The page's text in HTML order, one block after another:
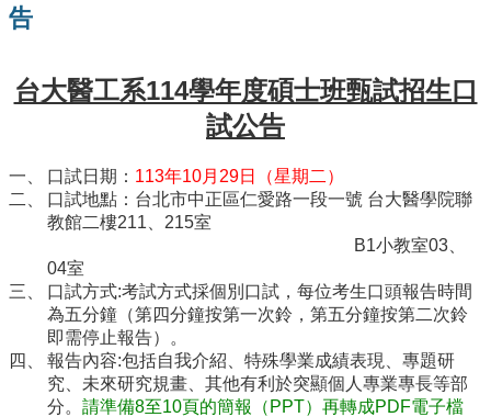
大
醫
學
院
工
院
聯
絡
我
們
意
告
台大醫工系114學年度碩士班甄試招生口
試公告
口試日期： 113年10月29日（星期二）
口試地點：台北市中正區仁愛路一段一號 台大醫學院聯
教館二樓211、215室
B1小教室03、
04室
口試方式:考試方式採個別口試，每位考生口頭報告時間
為五分鐘（第四分鐘按第一次鈴，第五分鐘按第二次鈴
即需停止報告）。
報告內容:包括自我介紹、特殊學業成績表現、專題研
究、未來研究規畫、其他有利於突顯個人專業專長等部
分。 請準備8至10頁的簡報（PPT）再轉成PDF電子檔